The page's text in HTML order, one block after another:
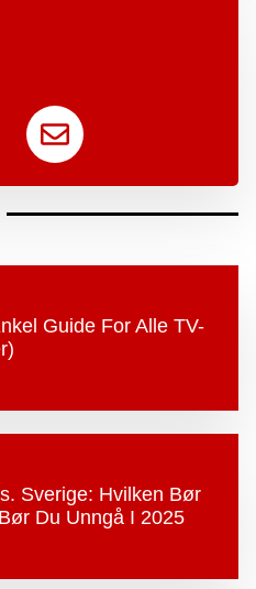
Guide For Alle TV-
Sverige: Hvilken Bør
Du Unngå I 2025